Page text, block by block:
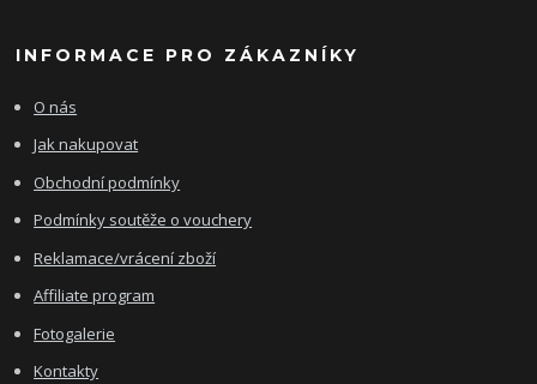
INFORMACE PRO ZÁKAZNÍKY
O nás
Jak nakupovat
Obchodní podmínky
Podmínky soutěže o vouchery
Reklamace/vrácení zboží
Affiliate program
Fotogalerie
Kontakty